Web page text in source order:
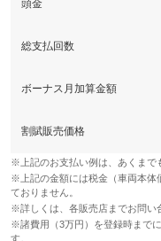
頭金
総支払回数
ボーナス月加算金額
割賦販売価格
※上記のお支払い例は、あくまで
※上記の金額には税金（車両本体
ておりません。
※詳しくは、各販売店までお問い
※諸費用（3万円）を登録時まで
す。